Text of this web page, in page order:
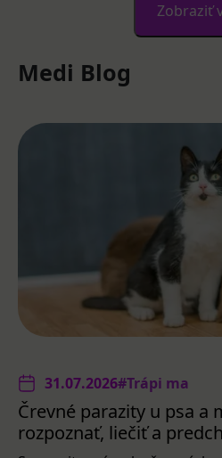
Zobraziť
Medi Blog
31.07.2026#Trápi ma
Črevné parazity u psa a
rozpoznať, liečiť a